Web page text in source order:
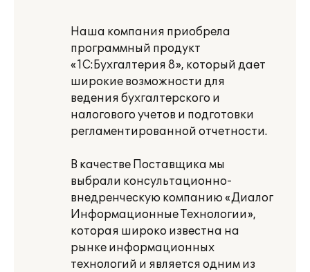
Наша компания приобрела
программный продукт
«1С:Бухгалтерия 8», который дает
широкие возможности для
ведения бухгалтерского и
налогового учетов и подготовки
регламентированной отчетности.
В качестве Поставщика мы
выбрали консультационно-
внедренческую компанию «Диалог
Информационные Технологии»,
которая широко известна на
рынке информационных
технологий и является одним из